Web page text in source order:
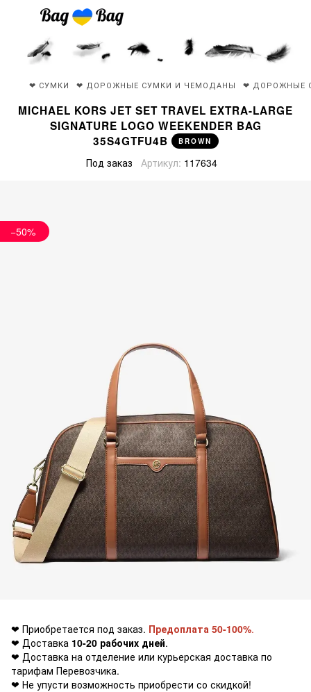
❤ СУМКИ ❤ ДОРОЖНЫЕ СУМКИ И ЧЕМОДАНЫ ❤ ДОРОЖНЫЕ
MICHAEL KORS JET SET TRAVEL EXTRA-LARGE
SIGNATURE LOGO WEEKENDER BAG
35S4GTFU4B
BROWN
Под заказ Артикул: 117634
−50%
❤ Приобретается под заказ. Предоплата 50-100%.
❤ Доставка 10-20 рабочих дней.
❤ Доставка на отделение или курьерская доставка по
тарифам Перевозчика.
❤ Не упусти возможность приобрести со скидкой!